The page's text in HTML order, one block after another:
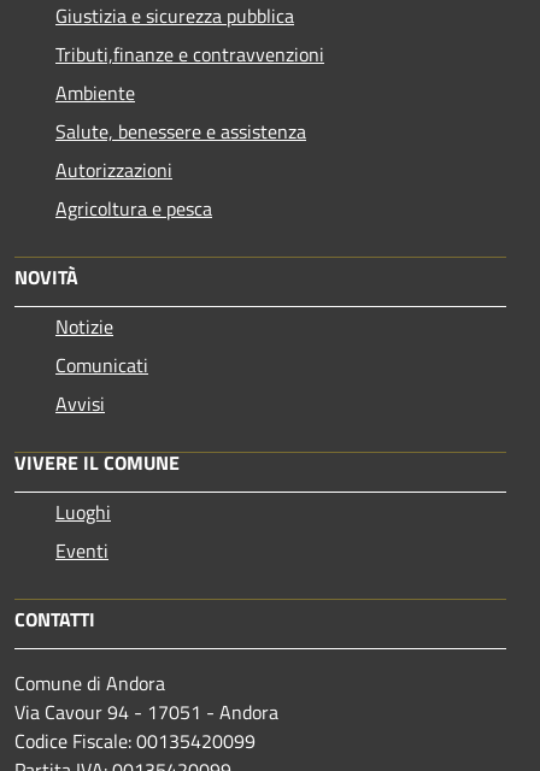
Giustizia e sicurezza pubblica
Tributi,finanze e contravvenzioni
Ambiente
Salute, benessere e assistenza
Autorizzazioni
Agricoltura e pesca
NOVITÀ
Notizie
Comunicati
Avvisi
VIVERE IL COMUNE
Luoghi
Eventi
CONTATTI
Comune di Andora
Via Cavour 94 - 17051 - Andora
Codice Fiscale: 00135420099